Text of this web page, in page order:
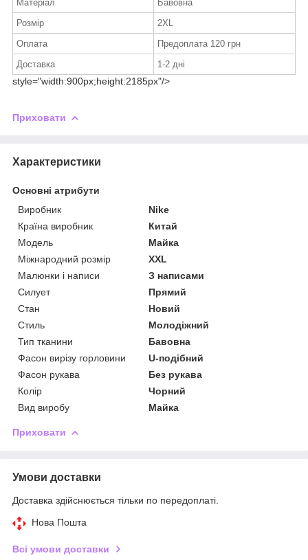
Матеріал
Бавовна
Розмір
2XL
Оплата
Предоплата 120 грн
Доставка
1-2 дні
style="width:900px;height:2185px"/>
Приховати
Характеристики
Основні атрибути
Виробник
Nike
Країна виробник
Китай
Модель
Майка
Міжнародний розмір
XXL
Малюнки і написи
З написами
Силует
Прямий
Стан
Новий
Стиль
Молодіжний
Тип тканини
Бавовна
Фасон вирізу горловини
U-подібний
Фасон рукава
Без рукава
Колір
Чорний
Вид виробу
Майка
Приховати
Умови доставки
Доставка здійснюється тільки по передоплаті.
Нова Пошта
Всі умови доставки